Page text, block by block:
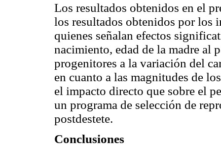
Los resultados obtenidos en el
los resultados obtenidos por los
quienes señalan efectos
nacimiento, edad de la madre al
progenitores a la variación del
en cuanto a las magnitudes de
el impacto directo que sobre el
un programa de selección de
postdestete.
Conclusiones